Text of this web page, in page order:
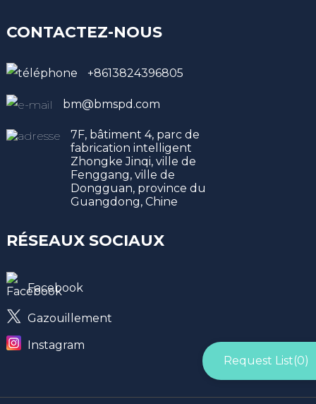
CONTACTEZ-NOUS
+8613824396805
bm@bmspd.com
7F, bâtiment 4, parc de
fabrication intelligent
Zhongke Jinqi, ville de
Fenggang, ville de
Dongguan, province du
Guangdong, Chine
RÉSEAUX SOCIAUX
Facebook
Gazouillement
Instagram
Request List(0)